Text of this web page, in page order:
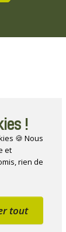
!
🍪 Nous
et
rien de
tout